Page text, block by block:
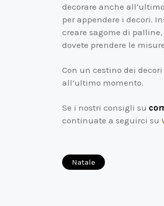
decorare anche
per appendere i decori.
creare sagome di
dovete prendere le
Con un cestino dei
all’ultimo momento.
Se i nostri consigli su
continuate a seguirci su
Natale